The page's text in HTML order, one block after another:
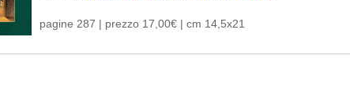
pagine 287 | prezzo 17,00€ | cm 14,5x21